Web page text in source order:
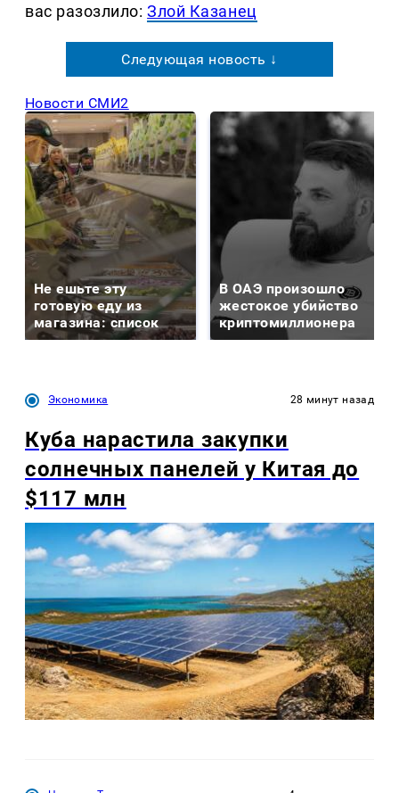
вас разозлило:Злой Казанец
Следующая новость ↓
Новости СМИ2
Не ешьте эту
готовую еду из
магазина: список
В ОАЭ произошло
жестокое убийство
криптомиллионера
Экономика 28 минут назад
Куба нарастила закупки
солнечных панелей у Китая до
$117 млн